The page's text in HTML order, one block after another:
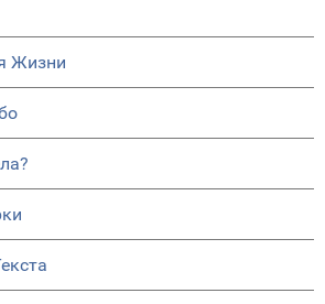
Жизни